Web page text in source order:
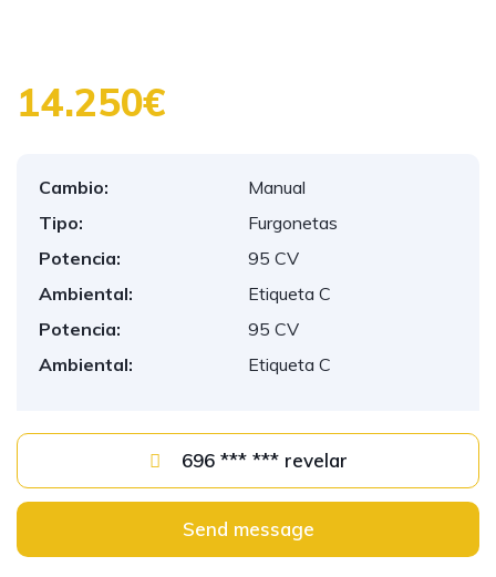
14.250€
Cambio:
Manual
Tipo:
Furgonetas
Potencia:
95 CV
Ambiental:
Etiqueta C
Potencia:
95 CV
Ambiental:
Etiqueta C
696 *** *** revelar
Send message